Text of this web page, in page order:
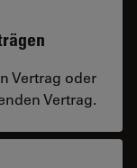
Vertrag oder
Vertrag.